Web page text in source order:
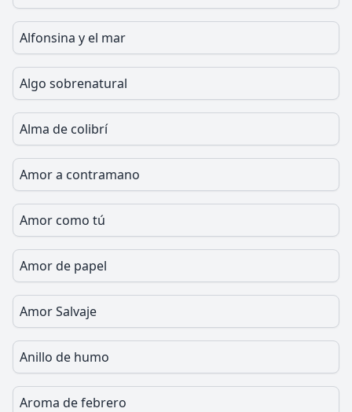
Alfonsina y el mar
Algo sobrenatural
Alma de colibrí
Amor a contramano
Amor como tú
Amor de papel
Amor Salvaje
Anillo de humo
Aroma de febrero